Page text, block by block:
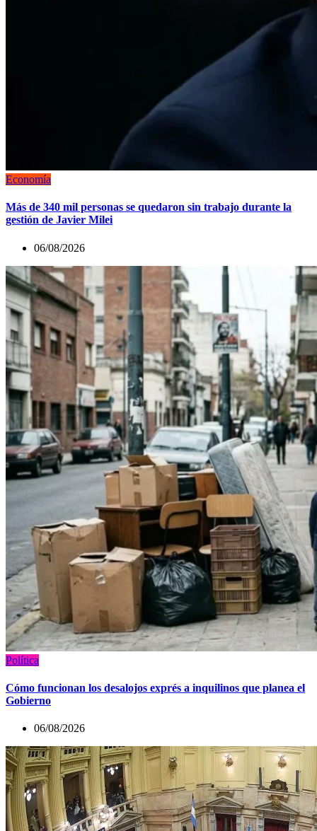
Economía
Más de 340 mil personas se quedaron sin trabajo durante la
gestión de Javier Milei
06/08/2026
Política
Cómo funcionan los desalojos exprés a inquilinos que planea el
Gobierno
06/08/2026